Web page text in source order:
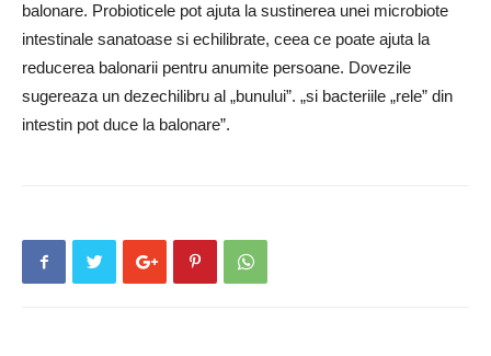
balonare. Probioticele pot ajuta la sustinerea unei microbiote
intestinale sanatoase si echilibrate, ceea ce poate ajuta la
reducerea balonarii pentru anumite persoane. Dovezile
sugereaza un dezechilibru al „bunului”. „si bacteriile „rele” din
intestin pot duce la balonare”.